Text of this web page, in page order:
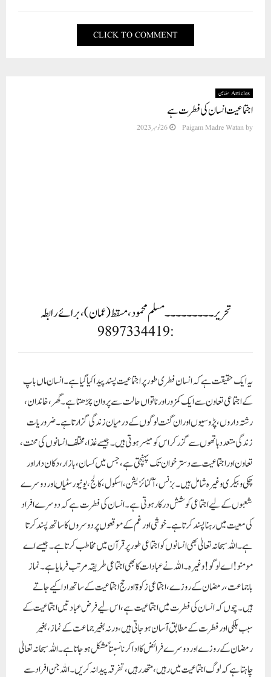
CLICK TO COMMENT
Articles مضامین
اجتماعیت انسان کی فطرت ہے
by
Paigam Madre Watan 26 نومبر 2023
تعاون اور اجتماعیت سے دستر خوان تک پہنچتی ہے، جس میں کسان ، بازار ، دکان دار اور
چکی و بیکری وغیرہ شامل ہیں۔ بزنس ، آگنائزیشن ، اسکول، کالج ، یونیورسٹیاںاور دوسرے
کی معیت میں رہنا پسند کرتا ہے۔ خوشی اور غم کے موقعوں پر دوسروں کا ساتھ پسند کرتا
ہے۔اللہ سبحانہ تعالیٰ بھی انسانوں کو اجتماعی طور پر قرآن میں مخاطب کرتا ہے۔ جیسے اے
مومنو! اے لوگو! وغیرہ۔ اللہ نے عبادات کا بھی اجتماعی طریقہ مرتب فرمایا ہے۔ نماز
باجماعت ، رمضان کے روزے، اجتماعی زکوۃ اور حج اجتماعیت کے ساتھ ادا کیے جاتے
ہیں۔ چوں کہ انسان کی فطرت میں اجتماعیت ہے، اس لیے فرض عبادتیں اجتماعیت کے
سبب ہلکی اور فطرت کے مطابق آسان ہو جاتی ہیں، ورنہ بغیر جماعت کے نماز ،بغیر
رمضان کے روزے اور دوسرے فرائض کا ادا کرنا نسبتاً مشکل ہو جاتا ہے۔اللہ سبحانہ تعالیٰ
چاہتا ہے کہ لوگ اجتماعیت میں رہیں، متحدر ہیں، تفرقہ پیدا نہ کریں۔ اللہ جن افراد سے
محبت کرتا ہے ان کومتحد کر دیتا ہے اور جن لوگوں سے ناراض ہوتا ہے ان کو تفرقہ کا شکار
کر دیتا ہے۔انسان تنہائی پسند نہیں کرتا۔ اہل خانہ، رشتہ دار، پڑوسی اور دوست احباب
وغیرہ کے ساتھ رہنا چاہتا ہے۔ اس کی فطرت کواجتماعیت سے تسکین پہنچتی ہے۔ قیدیوں
کو دوسری اذیتوں کے علاوہ قید تنہائی کی سزا بھی دی جاتی ہے، جو کہ قیدی کو سخت اذیت
سے دو چار کرتی ہے۔اللہ کے رسول صلی اللہ علیہ وسلم نے فرمایا: اجتماعیت اختیار کرو اور
انتشار سے بچو۔ شیطان کا آسان لقمہ فرد واحد ہوتا ہے نہ کہ متحد اور مجتمع لوگ۔ جس
طرح اکیلی بکری بھیڑیے کا آسان شکار ہوتی ہے، اسی طرح اکیلا انسان بھی آسانی سے